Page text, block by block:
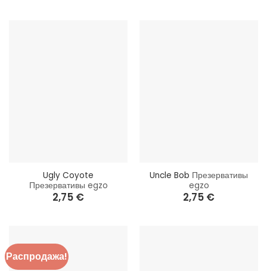
Ugly Coyote
Презервативы egzo
2,75 €
Uncle Bob Презервативы
egzo
2,75 €
Распродажа!